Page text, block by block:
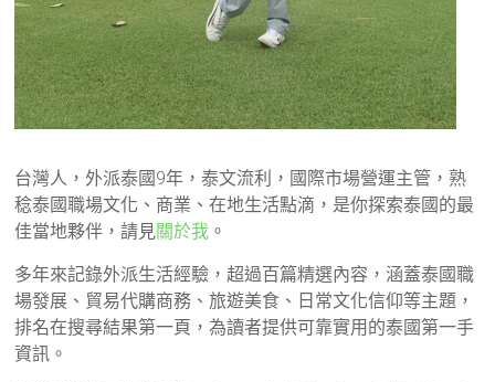
台灣人，外派泰國9年，泰文流利，國際市場營運主管，熟
稔泰國職場文化、商業、在地生活點滴，是你探索泰國的最
佳當地夥伴，請見關於我 。
多年來記錄外派生活經驗，超過百篇精選內容，涵蓋泰國職
場發展、貿易代購商務、旅遊美食、日常文化信仰等主題，
排名在搜尋結果第一頁，為讀者提供可靠實用的泰國第一手
資訊。